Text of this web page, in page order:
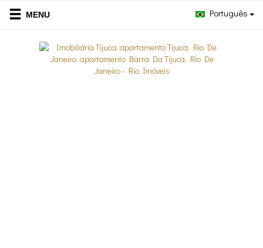
Português